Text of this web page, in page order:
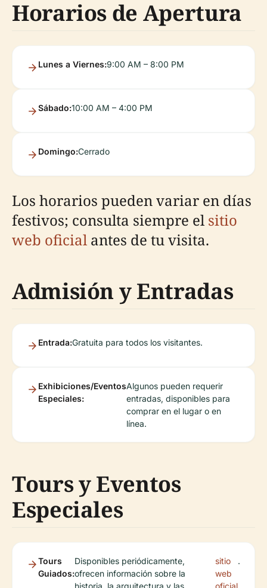
Horarios de Apertura
Lunes a Viernes:9:00 AM – 8:00 PM
Sábado:10:00 AM – 4:00 PM
Domingo:Cerrado
Los horarios pueden variar en días
festivos; consulta siempre elsitio
web oficialantes de tu visita.
Admisión y Entradas
Entrada:Gratuita para todos los visitantes.
Exhibiciones/Eventos
Especiales:
Algunos pueden requerir
entradas, disponibles para
comprar en el lugar o en
línea.
Tours y Eventos
Especiales
Tours
Guiados:
Disponibles periódicamente,
ofrecen información sobre la
historia, la arquitectura y las
sitio
web
oficial
.